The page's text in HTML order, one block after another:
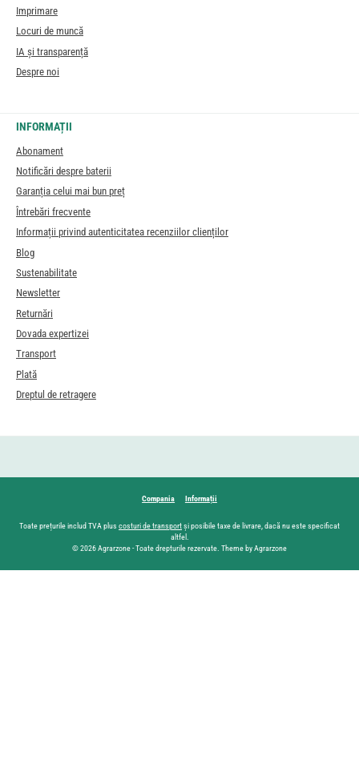
Imprimare
Locuri de muncă
IA și transparență
Despre noi
INFORMAȚII
Abonament
Notificări despre baterii
Garanția celui mai bun preț
Întrebări frecvente
Informații privind autenticitatea recenziilor clienților
Blog
Sustenabilitate
Newsletter
Returnări
Dovada expertizei
Transport
Plată
Dreptul de retragere
Compania Informații
Toate prețurile includ TVA plus costuri de transportși posibile taxe de livrare, dacă nu este specificat
altfel.
© 2026 Agrarzone - Toate drepturile rezervate. Theme by Agrarzone